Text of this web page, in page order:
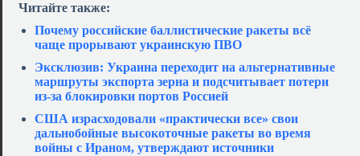
Читайте также:
Почему российские баллистические ракеты всё
чаще прорывают украинскую ПВО
Эксклюзив: Украина переходит на альтернативные
маршруты экспорта зерна и подсчитывает потери
из‑за блокировки портов Россией
США израсходовали «практически все» свои
дальнобойные высокоточные ракеты во время
войны с Ираном, утверждают источники